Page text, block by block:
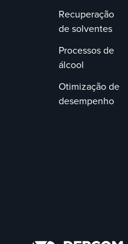
Recuperação
de solventes
Processos de
álcool
Otimização de
desempenho